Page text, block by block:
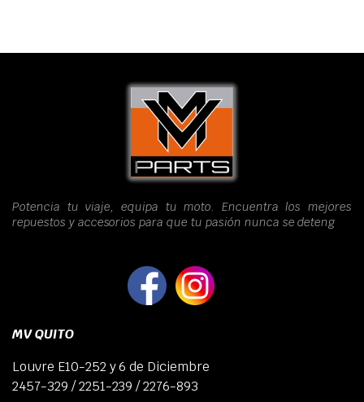
Potencia tu viaje, equipa tu moto. Encuentra los mejores
repuestos y accesorios para que tu pasión nunca se deteng
MV QUITO
Louvre E10-252 y 6 de Diciembre
2457-329 / 2251-239 / 2276-893